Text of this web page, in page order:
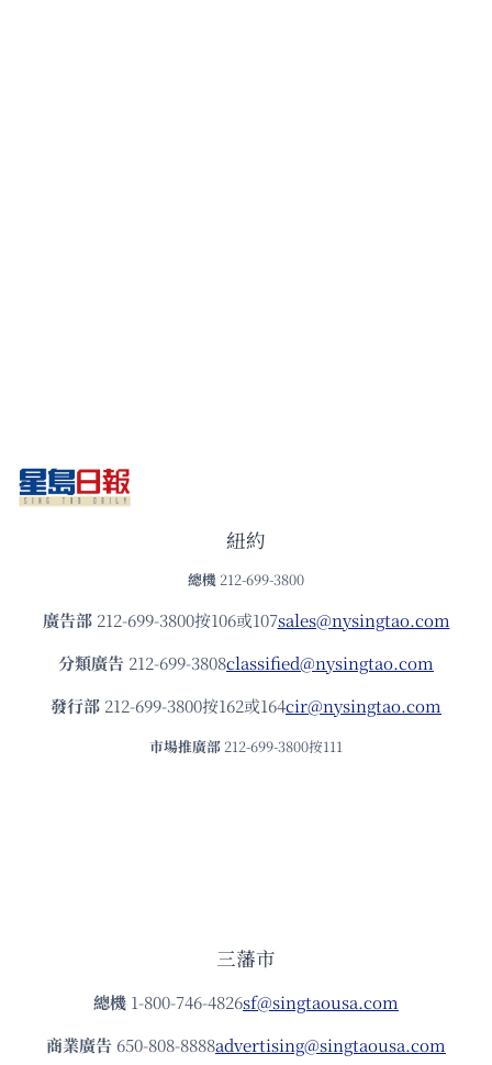
紐約
總機 212-699-3800
廣告部212-699-3800按106或107sales@nysingtao.com
分類廣告 212-699-3808classified@nysingtao.com
發⾏部 212-699-3800按162或164cir@nysingtao.com
市場推廣部 212-699-3800按111
三藩市
總機 1-800-746-4826sf@singtaousa.com
商業廣告 650-808-8888advertising@singtaousa.com